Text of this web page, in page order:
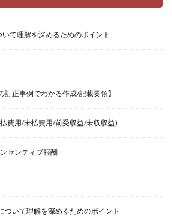
て理解を深めるためのポイント
正事例でわかる作成/記載要領】
費用/未払費用/前受収益/未収収益)
センティブ報酬
ついて理解を深めるためのポイント